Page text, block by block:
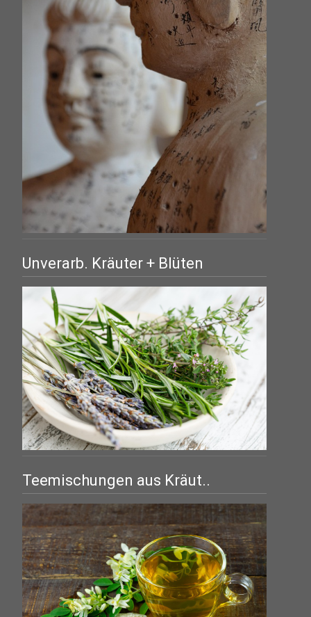
Unverarb. Kräuter + Blüten
Teemischungen aus Kräut..